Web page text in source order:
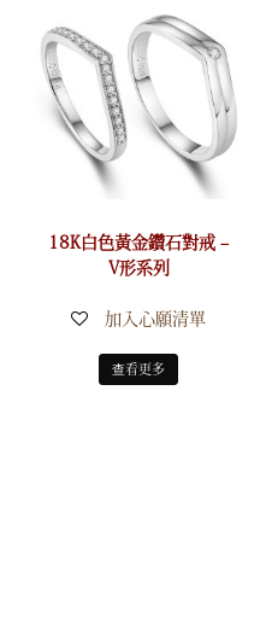
18K白色黃金鑽石對戒 –
V形系列
加入心願清單
查看更多